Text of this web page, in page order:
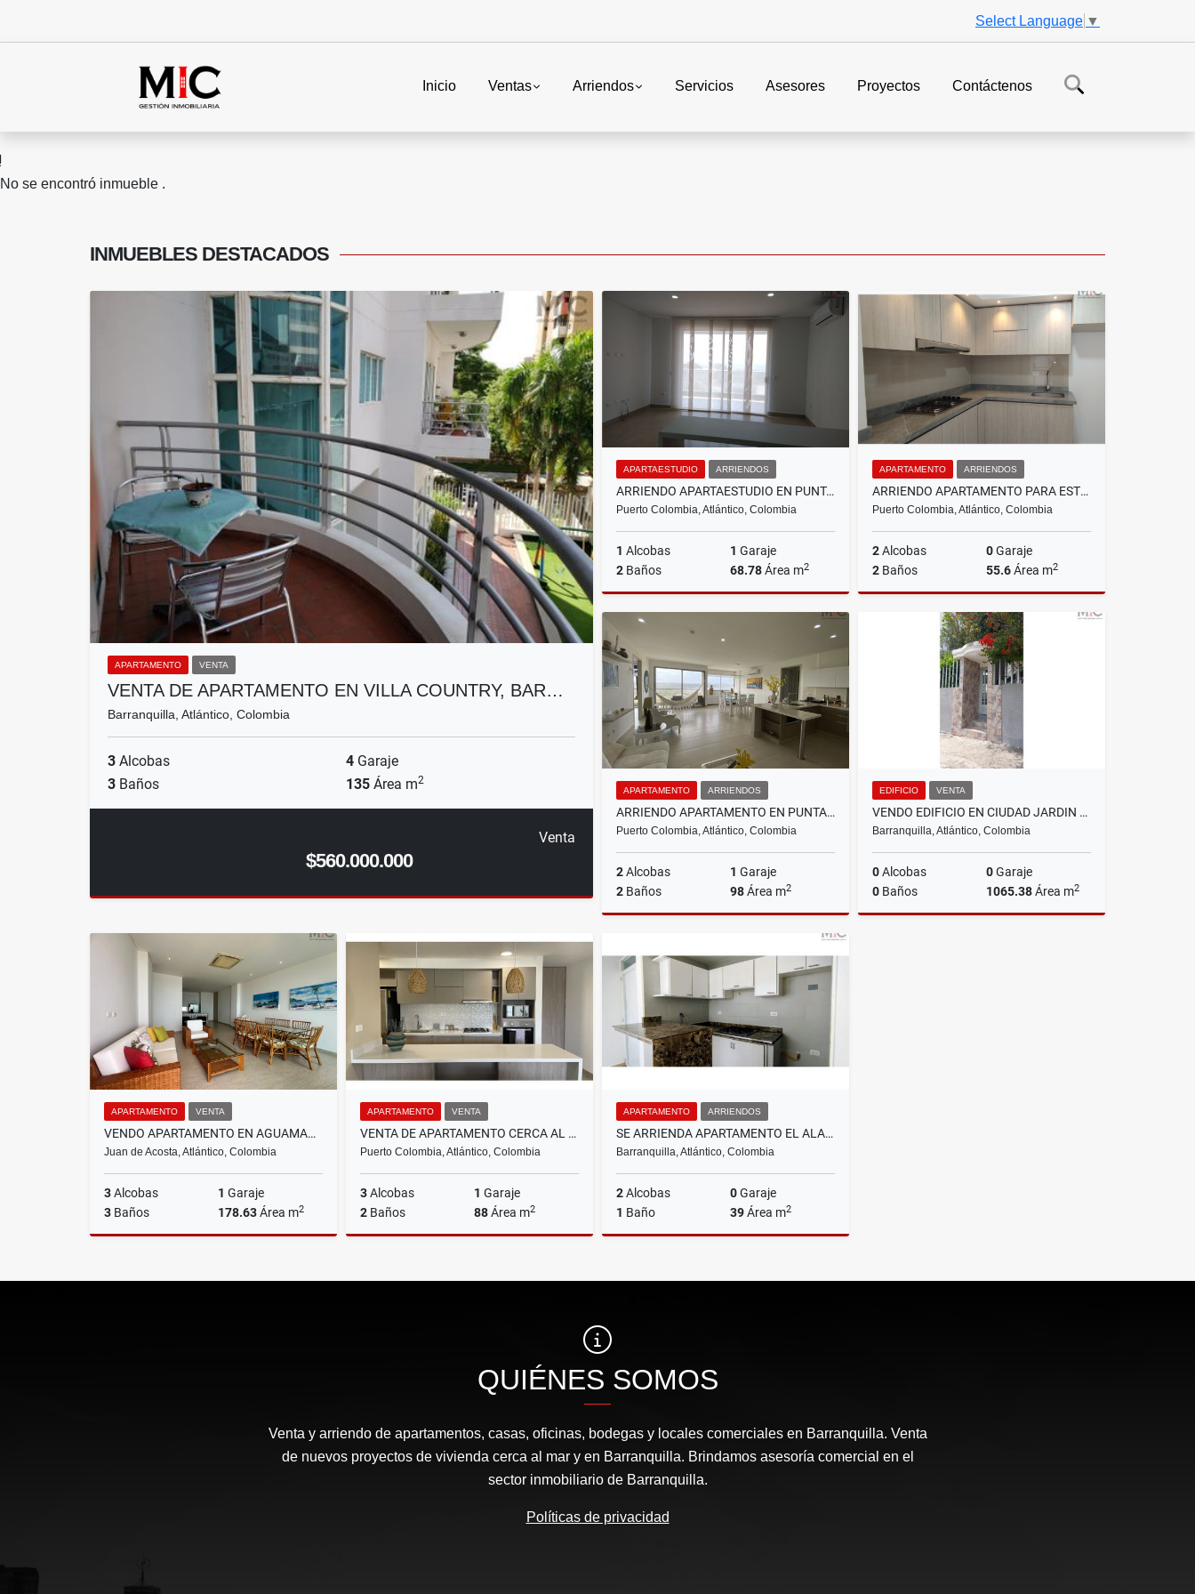
Select Language ▼
Inicio Ventas Arriendos Servicios Asesores Proyectos Contáctenos
No se encontró inmueble .
INMUEBLES DESTACADOS
APARTAMENTO VENTA
VENTA DE APARTAMENTO EN VILLA COUNTRY, BAR…
Barranquilla, Atlántico, Colombia
3 Alcobas 4 Garaje
3 Baños 135 Área m2
Venta
$560.000.000
APARTAESTUDIO ARRIENDOS
ARRIENDO APARTAESTUDIO EN PUNTA ROCA SABANILLA, PUERTO COLOMBIA
Puerto Colombia, Atlántico, Colombia
1 Alcobas 1 Garaje
2 Baños 68.78Área m2
Arriendos
$2.403.400
APARTAMENTO ARRIENDOS
ARRIENDO APARTAMENTO PARA ESTRENAR EN CIUDAD MALLORQUÍN
Puerto Colombia, Atlántico, Colombia
2Alcobas 0Garaje
2 Baños 55.6Área m2
Arriendos
$1.650.000
APARTAMENTO ARRIENDOS
ARRIENDO APARTAMENTO EN PUNTA ROCA SABANILLA
Puerto Colombia, Atlántico, Colombia
2Alcobas 1 Garaje
2 Baños 98Área m2
Arriendos
$3.500.000
EDIFICIO VENTA
VENDO EDIFICIO EN CIUDAD JARDIN BARRANQUILLA
Barranquilla, Atlántico, Colombia
0Alcobas 0Garaje
0 Baños 1065.38Área m2
APARTAMENTO VENTA
VENDO APARTAMENTO EN AGUAMARINA BEACH RESORT
Juan de Acosta, Atlántico, Colombia
3Alcobas 1 Garaje
3 Baños 178.63Área m2
$1.300.000.000
APARTAMENTO VENTA
VENTA DE APARTAMENTO CERCA AL MAR, PUERTO COLOMBIA
Puerto Colombia, Atlántico, Colombia
3Alcobas 1 Garaje
2 Baños 88Área m2
$531.000.000
APARTAMENTO ARRIENDOS
SE ARRIENDA APARTAMENTO EL ALAMEDA DEL RIO, BARRANQUILLA.
Barranquilla, Atlántico, Colombia
2Alcobas 0Garaje
1 Baño 39Área m2
$1.131.000
QUIÉNES SOMOS
Venta y arriendo de apartamentos, casas, oficinas, bodegas y locales comerciales en Barranquilla. Venta
de nuevos proyectos de vivienda cerca al mar y en Barranquilla. Brindamos asesoría comercial en el
sector inmobiliario de Barranquilla.
Políticas de privacidad